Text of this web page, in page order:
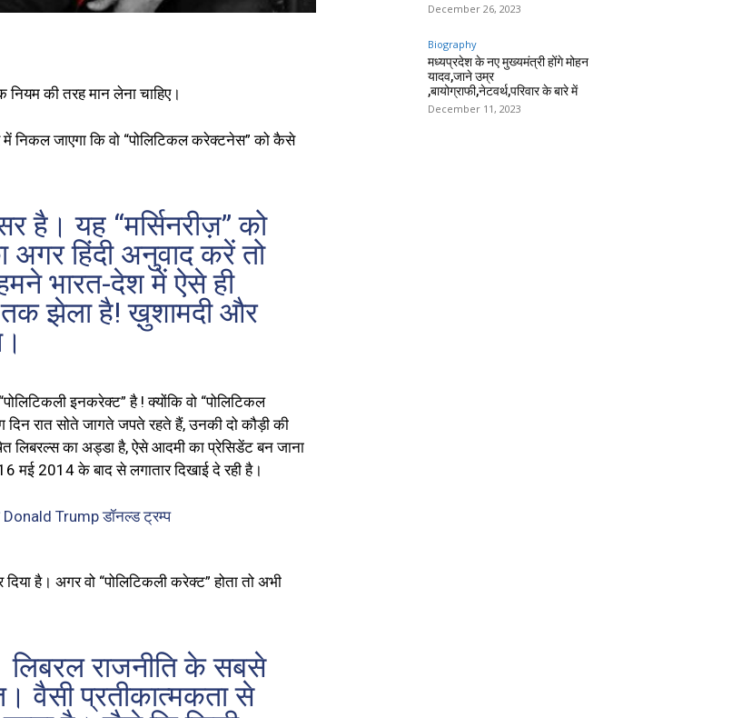
नियम की तरह मान लेना चाहिए।
में निकल जाएगा कि वो “पोलिटिकल करेक्टनेस” को कैसे
है। यह “मर्सिनरीज़” को
अगर हिंदी अनुवाद करें तो
भारत-देश में ऐसे ही
तक झेला है! ख़ुशामदी और
इनकरेक्ट” है ! क्योंकि वो “पोलिटिकल
रात सोते जागते जपते रहते हैं, उनकी दो कौड़ी की
लिबरल्स का अड्डा है, ऐसे आदमी का प्रेसिडेंट बन जाना
मई 2014 के बाद से लगातार दिखाई दे रही है।
है। अगर वो “पोलिटिकली करेक्ट” होता तो अभी
लिबरल राजनीति के सबसे
वैसी प्रतीकात्मकता से
December 26, 2023
Biography
मध्यप्रदेश के नए मुख्यमंत्री होंगे मोहन
यादव,जाने उम्र
,बायोग्राफी,नेटवर्थ,परिवार के बारे में
December 11, 2023